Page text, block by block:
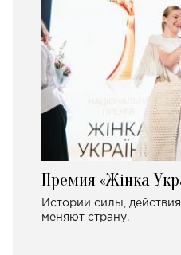
Премия «Жінка
Истории силы,
меняют страну.